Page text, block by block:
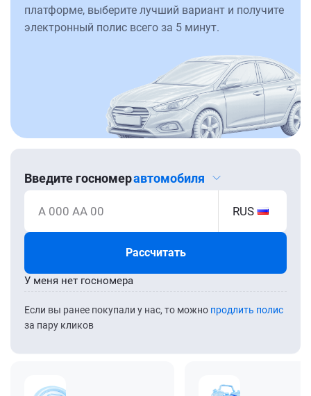
платформе, выберите лучший вариант и получите
электронный полис всего за 5 минут.
Введите госномеравтомобиля
А 000 АА 00 RUS
Рассчитать
Если вы ранее покупали у нас, то можно продлить полис
за пару кликов
У меня нет госномера